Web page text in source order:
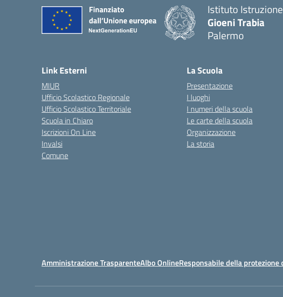
Istituto
Gioeni Trabia
Palermo
Link Esterni
MIUR
Ufficio Scolastico Regionale
Ufficio Scolastico Territoriale
Scuola in Chiaro
Iscrizioni On Line
Invalsi
Comune
La Scuola
Presentazione
I luoghi
I numeri della scuola
Le carte della scuola
Organizzazione
La storia
Amministrazione TrasparenteAlbo OnlineResponsabile della protezione